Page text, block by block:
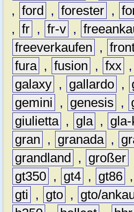
, ford , forester ,
, fr , fr-v ,
freeverkaufen
,
fura , fusion , fxx ,
galaxy , gallardo ,
gemini
, genesis ,
giulietta , gla ,
gran
, granada ,
grandland
, großer
gt350 , gt4 , gt86 ,
gti
, gto , gto/